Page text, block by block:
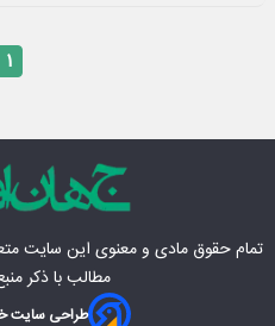
۱
تمام حقوق مادی‌ و معنوی این سایت
مطالب با ذکر
طراحی سایت